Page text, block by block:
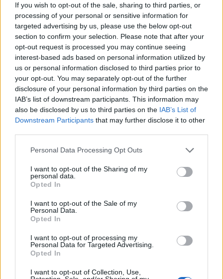
If you wish to opt-out of the sale, sharing to third parties, or
processing of your personal or sensitive information for
targeted advertising by us, please use the below opt-out
section to confirm your selection. Please note that after your
opt-out request is processed you may continue seeing
interest-based ads based on personal information utilized by
us or personal information disclosed to third parties prior to
your opt-out. You may separately opt-out of the further
disclosure of your personal information by third parties on the
IAB’s list of downstream participants. This information may
also be disclosed by us to third parties on the IAB’s List of
Downstream Participants that may further disclose it to other
Personal Data Processing Opt Outs
I want to opt-out of the Sharing of my
personal data.
Opted In
I want to opt-out of the Sale of my
Personal Data.
Opted In
I want to opt-out of processing my
Personal Data for Targeted Advertising.
Opted In
I want to opt-out of Collection, Use,
án Győrben juthatnak aktuális információkhoz és
személyes tanácsadáshoz az érdeklődők.
Lassan egy hónapja tartják lázban az országot a CSOK,
azaz a Családok Otthonteremtési Kedvezménye által kínált
ingyenmilliók. Már számos banknál igényelhető a
támogatás, így egyre több család számára aktuális a
kérdés, hogy hogyan reagál az ingatlanpiac a CSOK-
feltételek miatt átalakuló keresletre. Nincs ez másként
Győr-Moson-Sopron megyében sem, ahol az elmúlt
KEDVES OLVASÓNK!
A keresett cikk a portfolio.hu hírarchívumához
regisztrációhoz kötött.
Az előfizetés a következőket tartalmazza:
Portfolio.hu teljes cikkarchívum
Kötéslisták: BÉT elmúlt 2 év napon belüli